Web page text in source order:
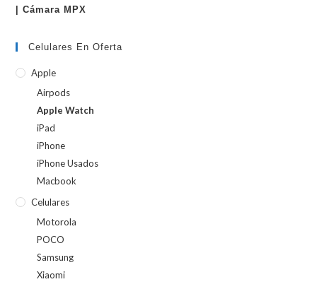
| Cámara MPX
Celulares En Oferta
Apple
Airpods
Apple Watch
iPad
iPhone
iPhone Usados
Macbook
Celulares
Motorola
POCO
Samsung
Xiaomi